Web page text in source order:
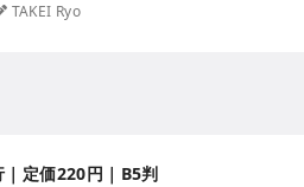
TAKEI Ryo
定価220円｜B5判